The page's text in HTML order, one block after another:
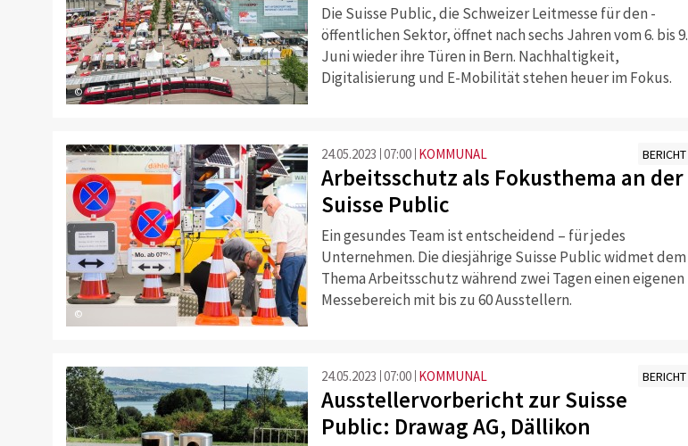
©
Die Suisse Public, die Schweizer Leitmesse für den ­
öffentlichen Sektor, öffnet nach sechs Jahren vom 6. bis 9.
Juni wieder ihre Türen in Bern. Nachhaltigkeit,
Digitalisierung und E-Mobilität stehen heuer im Fokus.
©
24.05.2023 07:00 KOMMUNAL BERICHT
Arbeitsschutz als Fokusthema an der
Suisse Public
Ein gesundes Team ist entscheidend – für jedes
Unternehmen. Die diesjährige Suisse Public widmet dem
Thema Arbeitsschutz während zwei Tagen einen eigenen
Messebereich mit bis zu 60 Ausstellern.
24.05.2023 07:00 KOMMUNAL BERICHT
Ausstellervorbericht zur Suisse
Public: Drawag AG, Dällikon